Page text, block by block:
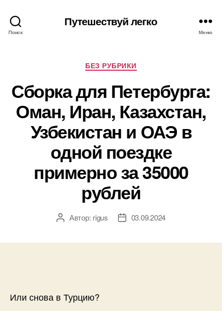
Поиск
Путешествуй легко
Меню
Рубрики
БЕЗ РУБРИКИ
Сборка для Петербурга:
Оман, Иран, Казахстан,
Узбекистан и ОАЭ в
одной поездке
примерно за 35000
рублей
АвторАвтор: rigus
Дата03.09.2024
Или снова в Турцию?